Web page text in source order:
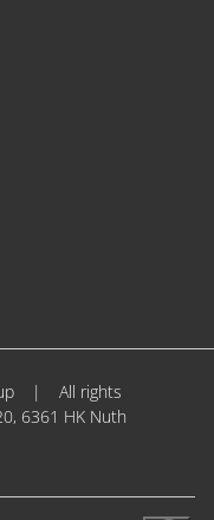
|
All rights
6361 HK Nuth